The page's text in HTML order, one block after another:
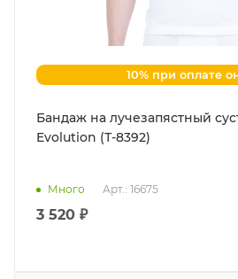
10% при оплате
Бандаж на лучезапястный
Evolution (Т-8392)
Много Арт.: 16675
3 520 ₽